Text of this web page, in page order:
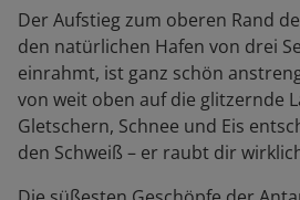
Der Aufstieg zum oberen Rand
den natürlichen Hafen von drei
einrahmt, ist ganz schön
von weit oben auf die glitzernde
Gletschern, Schnee und Eis
den Schweiß – er raubt dir